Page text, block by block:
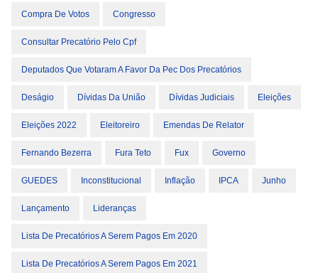
Compra De Votos Congresso
Consultar Precatório Pelo Cpf
Deputados Que Votaram A Favor Da Pec Dos Precatórios
Deságio Dívidas Da União Dívidas Judiciais Eleições
Eleições 2022 Eleitoreiro Emendas De Relator
Fernando Bezerra Fura Teto Fux Governo
GUEDES Inconstitucional Inflação IPCA Junho
Lançamento Lideranças
Lista De Precatórios A Serem Pagos Em 2020
Lista De Precatórios A Serem Pagos Em 2021